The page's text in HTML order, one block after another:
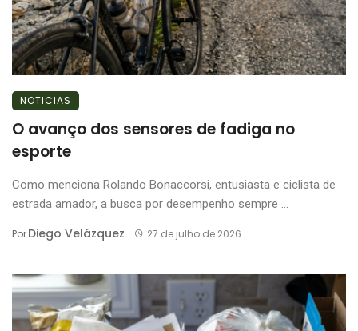
NOTICIAS
O avanço dos sensores de fadiga no
esporte
Como menciona Rolando Bonaccorsi, entusiasta e ciclista de
estrada amador, a busca por desempenho sempre ...
PorDiego Velázquez 27 de julho de 2026